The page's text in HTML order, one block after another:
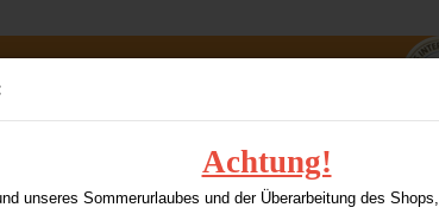
Achtung!
unseres Sommerurlaubes und der Überarbeitung des
Amazon Flights Standard Transparent Blau
Kategorie